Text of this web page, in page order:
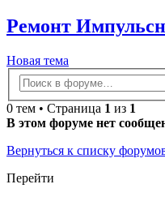
Ремонт
Новая
тема
Новая тема
0 тем • Страница 1 из 1
В этом форуме нет
Вернуться к списку
Перейти